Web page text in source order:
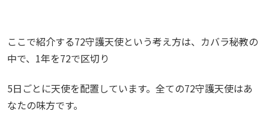
ここで紹介する72守護天使という考え方は、カバラ秘教の
中で、1年を72で区切り
5日ごとに天使を配置しています。全ての72守護天使はあ
なたの味方です。